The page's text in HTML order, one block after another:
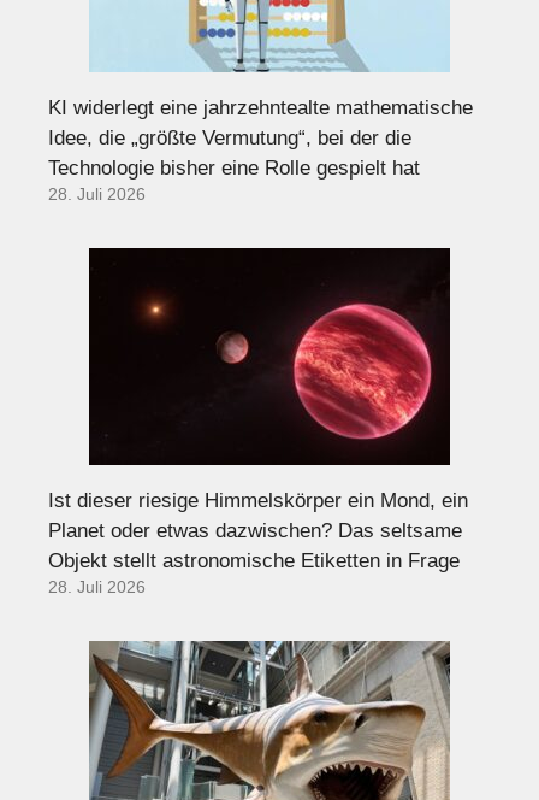
KI widerlegt eine jahrzehntealte mathematische
Idee, die „größte Vermutung“, bei der die
Technologie bisher eine Rolle gespielt hat
28. Juli 2026
Ist dieser riesige Himmelskörper ein Mond, ein
Planet oder etwas dazwischen? Das seltsame
Objekt stellt astronomische Etiketten in Frage
28. Juli 2026